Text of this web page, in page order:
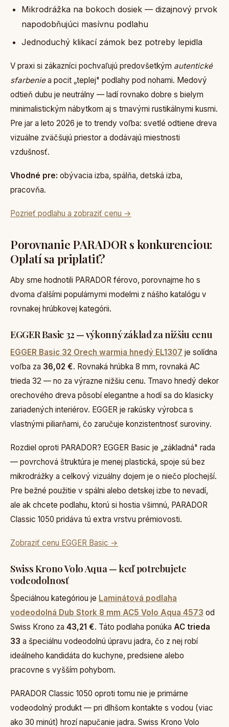
Mikrodrážka na bokoch dosiek — dizajnový prvok
napodobňujúci masívnu podlahu
Jednoduchý klikací zámok bez potreby lepidla
V praxi si zákazníci pochvaľujú predovšetkým autentické
sfarbeniea pocit „teplej" podlahy pod nohami. Medový
odtieň dubu je neutrálny — ladí rovnako dobre s bielym
minimalistickým nábytkom aj s tmavými rustikálnymi kusmi.
Pre jar a leto 2026 je to trendy voľba: svetlé odtiene dreva
vizuálne zväčšujú priestor a dodávajú miestnosti
vzdušnosť.
Vhodné pre: obývacia izba, spálňa, detská izba,
pracovňa.
Pozrieť podlahu a zobraziť cenu →
Porovnanie PARADOR s konkurenciou:
Oplatí sa priplatiť?
Aby sme hodnotili PARADOR férovo, porovnajme ho s
dvoma ďalšími populárnymi modelmi z nášho katalógu v
rovnakej hrúbkovej kategórii.
EGGER Basic 32 — výkonný základ za nižšiu cenu
EGGER Basic 32 Orech warmia hnedý EL1307 je solídna
voľba za 36,02 €. Rovnaká hrúbka 8 mm, rovnaká AC
trieda 32 — no za výrazne nižšiu cenu. Tmavo hnedý dekor
orechového dreva pôsobí elegantne a hodí sa do klasicky
zariadených interiérov. EGGER je rakúsky výrobca s
vlastnými piliarňami, čo zaručuje konzistentnosť suroviny.
Rozdiel oproti PARADOR? EGGER Basic je „základná" rada
— povrchová štruktúra je menej plastická, spoje sú bez
mikrodrážky a celkový vizuálny dojem je o niečo plochejší.
Pre bežné použitie v spálni alebo detskej izbe to nevadí,
ale ak chcete podlahu, ktorú si hostia všimnú, PARADOR
Classic 1050 pridáva tú extra vrstvu prémiovosti.
Zobraziť cenu EGGER Basic →
Swiss Krono Volo Aqua — keď potrebujete
vodeodolnosť
Špeciálnou kategóriou je Laminátová podlaha
vodeodolná Dub Stork 8 mm AC5 Volo Aqua 4573 od
Swiss Krono za 43,21 €. Táto podlaha ponúka AC trieda
33 a špeciálnu vodeodolnú úpravu jadra, čo z nej robí
ideálneho kandidáta do kuchyne, predsiene alebo
pracovne s vyšším pohybom.
PARADOR Classic 1050 oproti tomu nie je primárne
vodeodolný produkt — pri dlhšom kontakte s vodou (viac
ako 30 minút) hrozí napučanie jadra. Swiss Krono Volo